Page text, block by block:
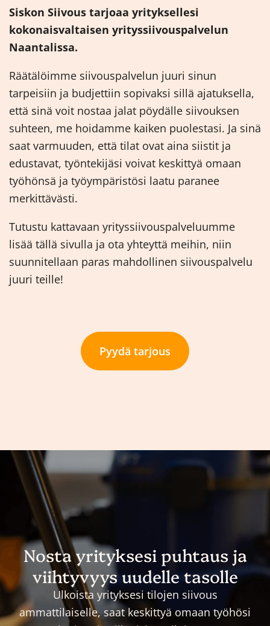
Siskon Siivous tarjoaa yrityksellesi
kokonaisvaltaisen yrityssiivouspalvelun
Naantalissa.
Räätälöimme siivouspalvelun juuri sinun
tarpeisiin ja budjettiin sopivaksi sillä ajatuksella,
että sinä voit nostaa jalat pöydälle siivouksen
suhteen, me hoidamme kaiken puolestasi. Ja sinä
saat varmuuden, että tilat ovat aina siistit ja
edustavat, työntekijäsi voivat keskittyä omaan
työhönsä ja työympäristösi laatu paranee
merkittävästi.
Tutustu kattavaan yrityssiivouspalveluumme
lisää tällä sivulla ja ota yhteyttä meihin, niin
suunnitellaan paras mahdollinen siivouspalvelu
juuri teille!
Pyydä tarjous
Nosta yrityksesi puhtaus ja
viihtyvyys uudelle tasolle
Ulkoista yrityksesi tilojen siivous
ammattilaiselle, saat keskittyä omaan työhösi